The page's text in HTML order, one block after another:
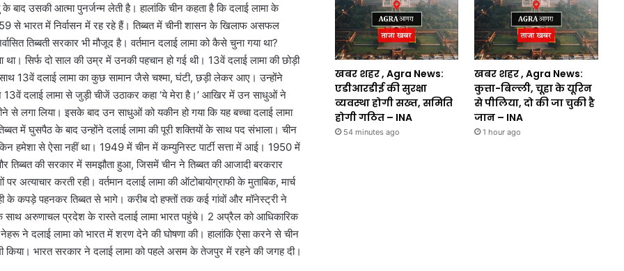
के बाद उसकी आत्मा पुनर्जन्म लेती है। हालांकि चीन कहता है कि दलाई लामा के
से भारत में निर्वासन में रह रहे हैं। तिब्बत में चीनी शासन के खिलाफ असफल
तिब्बती सरकार भी मौजूद है। वर्तमान दलाई लामा को कैसे चुना गया था?
सिर्फ दो साल की उम्र में उनकी पहचान हो गई थी। 13वें दलाई लामा की छोड़ी
13वें दलाई लामा का कुछ सामान जैसे चश्मा, घंटी, छड़ी लेकर आए। उन्होंने
दलाई लामा से जुड़ी चीजें उठाकर कहा ‘ये मेरा है।’ आखिर में उन साधुओं ने
लगा लिया। इसके बाद उन साधुओं को यकीन हो गया कि यह बच्चा दलाई लामा
में घुसपैठ के बाद उन्होंने दलाई लामा की पूरी शक्तियों के साथ पद संभाला। चीन
हमेशा से ऐसा नहीं था। 1949 में चीन में कम्युनिस्ट पार्टी सत्ता में आई। 1950 में
की सरकार में समझौता हुआ, जिसमें चीन ने तिब्बत की आजादी बरकरार
करती रही। वर्तमान दलाई लामा की ऑटोबायोग्राफी के मुताबिक, मार्च
कपड़े पहनकर तिब्बत से भागे। करीब दो हफ्तों तक कई गांवों और मॉनेस्ट्री ने
साथ अरुणाचल प्रदेश के रास्ते दलाई लामा भारत पहुंचे। 2 अप्रैल को आधिकारिक
ने दलाई लामा को भारत में शरण देने की घोषणा की। हालांकि ऐसा करने से चीन
भारत सरकार ने दलाई लामा को पहले असम के तेजपुर में रहने की जगह दी।
खबर शहर , Agra News:
एडीआरडीई की सुरक्षा
व्यवस्था होगी सख्त, समिति
होगी गठित – INA
54 minutes ago
खबर शहर , Agra News:
कुत्ता-बिल्ली, चूहा के यूरिन
से पीलिया, दो की जा चुकी है
जान – INA
1 hour ago